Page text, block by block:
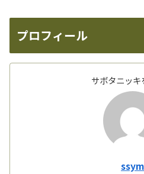
プロフィール
サボタニッキ
ssym